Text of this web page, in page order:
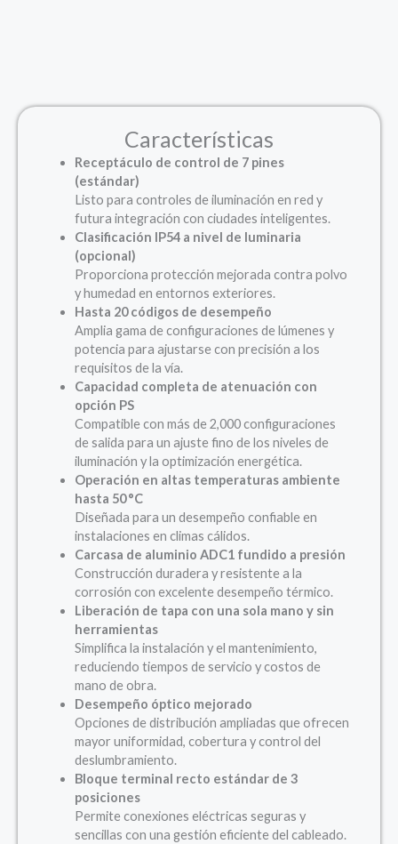
Características
Receptáculo de control de 7 pines
(estándar)
Listo para controles de iluminación en red y
futura integración con ciudades inteligentes.
Clasificación IP54 a nivel de luminaria
(opcional)
Proporciona protección mejorada contra polvo
y humedad en entornos exteriores.
Hasta 20 códigos de desempeño
Amplia gama de configuraciones de lúmenes y
potencia para ajustarse con precisión a los
requisitos de la vía.
Capacidad completa de atenuación con
opción PS
Compatible con más de 2,000 configuraciones
de salida para un ajuste fino de los niveles de
iluminación y la optimización energética.
Operación en altas temperaturas ambiente
hasta 50 °C
Diseñada para un desempeño confiable en
instalaciones en climas cálidos.
Carcasa de aluminio ADC1 fundido a presión
Construcción duradera y resistente a la
corrosión con excelente desempeño térmico.
Liberación de tapa con una sola mano y sin
herramientas
Simplifica la instalación y el mantenimiento,
reduciendo tiempos de servicio y costos de
mano de obra.
Desempeño óptico mejorado
Opciones de distribución ampliadas que ofrecen
mayor uniformidad, cobertura y control del
deslumbramiento.
Bloque terminal recto estándar de 3
posiciones
Permite conexiones eléctricas seguras y
sencillas con una gestión eficiente del cableado.